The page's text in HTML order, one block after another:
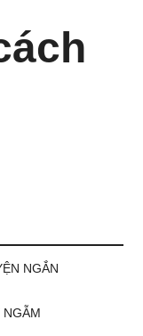
NGẮN
NGẪM